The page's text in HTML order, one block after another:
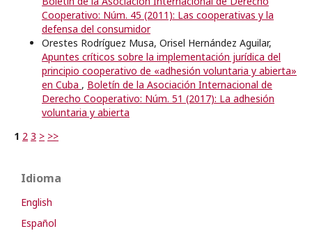
Cooperativo: Núm. 45 (2011): Las cooperativas y la
defensa del consumidor
Orestes Rodríguez Musa, Orisel Hernández Aguilar,
Apuntes críticos sobre la implementación jurídica del
principio cooperativo de «adhesión voluntaria y abierta»
en Cuba , Boletín de la Asociación Internacional de
Derecho Cooperativo: Núm. 51 (2017): La adhesión
voluntaria y abierta
1 2 3 > >>
Idioma
English
Español